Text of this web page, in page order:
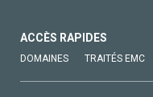
ACCÈS RAPIDES
DOMAINES TRAITÉS EMC